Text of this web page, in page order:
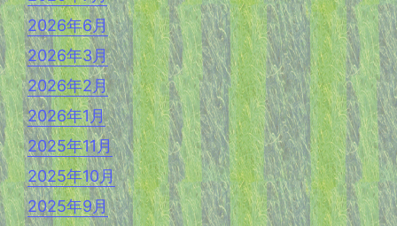
2026年6月
2026年3月
2026年2月
2026年1月
2025年11月
2025年10月
2025年9月